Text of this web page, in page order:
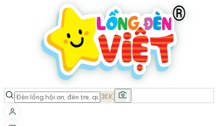
⌘K